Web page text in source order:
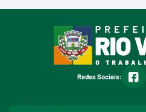
Redes Sociais: